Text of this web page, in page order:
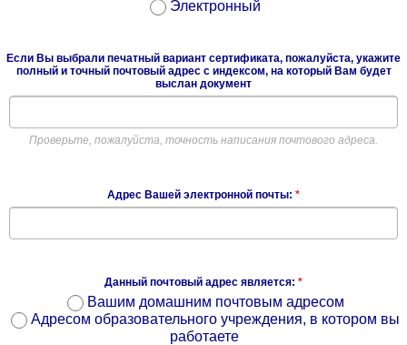
Электронный
Если Вы выбрали печатный вариант сертификата, пожалуйста, укажите
полный и точный почтовый адрес с индексом, на который Вам будет
выслан документ
Проверьте, пожалуйста, точность написания почтового адреса.
Адрес Вашей электронной почты: *
Данный почтовый адрес является: *
Вашим домашним почтовым адресом
Адресом образовательного учреждения, в котором вы
работаете